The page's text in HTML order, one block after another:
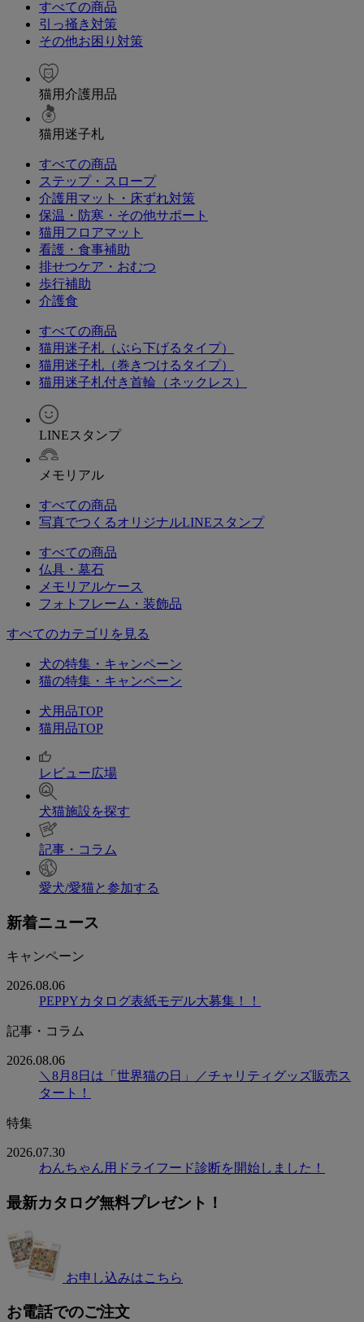
すべての商品
引っ掻き対策
その他お困り対策
猫用介護用品
猫用迷子札
すべての商品
ステップ・スロープ
介護用マット・床ずれ対策
保温・防寒・その他サポート
猫用フロアマット
看護・食事補助
排せつケア・おむつ
歩行補助
介護食
すべての商品
猫用迷子札（ぶら下げるタイプ）
猫用迷子札（巻きつけるタイプ）
猫用迷子札付き首輪（ネックレス）
LINEスタンプ
メモリアル
すべての商品
写真でつくるオリジナルLINEスタンプ
すべての商品
仏具・墓石
メモリアルケース
フォトフレーム・装飾品
すべてのカテゴリを見る
犬の特集・キャンペーン
猫の特集・キャンペーン
犬用品TOP
猫用品TOP
レビュー広場
犬猫施設を探す
記事・コラム
愛犬/愛猫と参加する
新着ニュース
キャンペーン
2026.08.06
PEPPYカタログ表紙モデル大募集！！
記事・コラム
2026.08.06
＼8月8日は「世界猫の日」／チャリティグッズ販売ス
タート！
特集
2026.07.30
わんちゃん用ドライフード診断を開始しました！
最新カタログ無料プレゼント！
お申し込みはこちら
お電話でのご注文